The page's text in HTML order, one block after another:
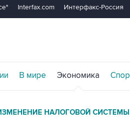
Interfax.com Интерфакс-Россия
В мире Экономика
НАЛОГОВОЙ СИСТЕМЫ